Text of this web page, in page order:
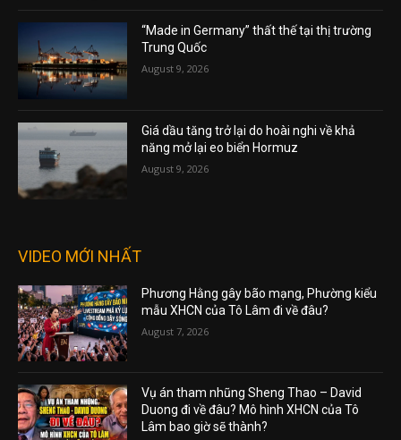
“Made in Germany” thất thế tại thị trường
Trung Quốc
August 9, 2026
Giá dầu tăng trở lại do hoài nghi về khả
năng mở lại eo biển Hormuz
August 9, 2026
VIDEO MỚI NHẤT
Phương Hằng gây bão mạng, Phường kiểu
mẫu XHCN của Tô Lâm đi về đâu?
August 7, 2026
Vụ án tham nhũng Sheng Thao – David
Duong đi về đâu? Mô hình XHCN của Tô
Lâm bao giờ sẽ thành?